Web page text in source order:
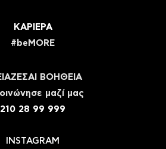
ΚΑΡΙΕΡΑ
#beMORE
ΒΟΗΘΕΙΑ
μαζί μας
210 28 99 999
INSTAGRAM